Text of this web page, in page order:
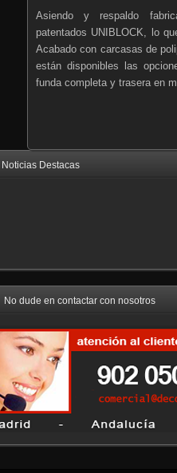
Asiendo y respaldo
patentados UNIBLOCK, lo
Acabado con carcasas de
están disponibles las
funda completa y trasera en
Noticias Destacas
No dude en contactar con nosotros